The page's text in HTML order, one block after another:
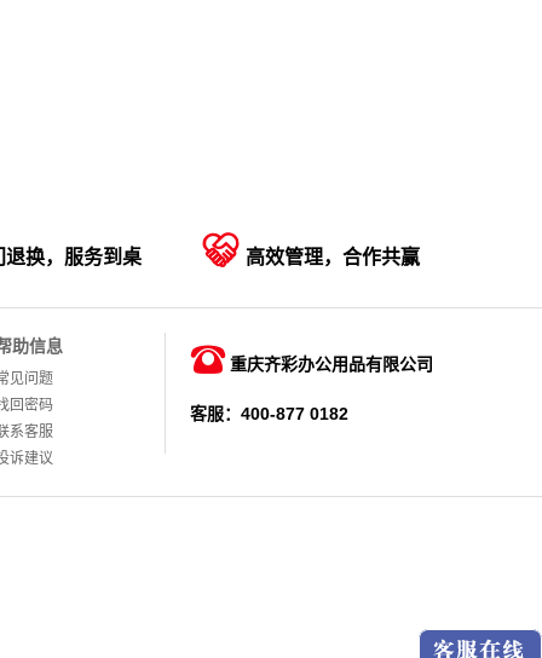
换，服务到桌  高效管理，合作共赢
助信息
见问题
回密码
系客服
诉建议
重庆齐彩办公用品有限公司
客服：400-877 0182